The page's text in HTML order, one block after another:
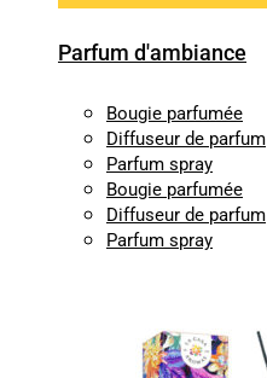
Parfum d'ambiance
Bougie parfumée
Diffuseur de parfum
Parfum spray
Bougie parfumée
Diffuseur de parfum
Parfum spray